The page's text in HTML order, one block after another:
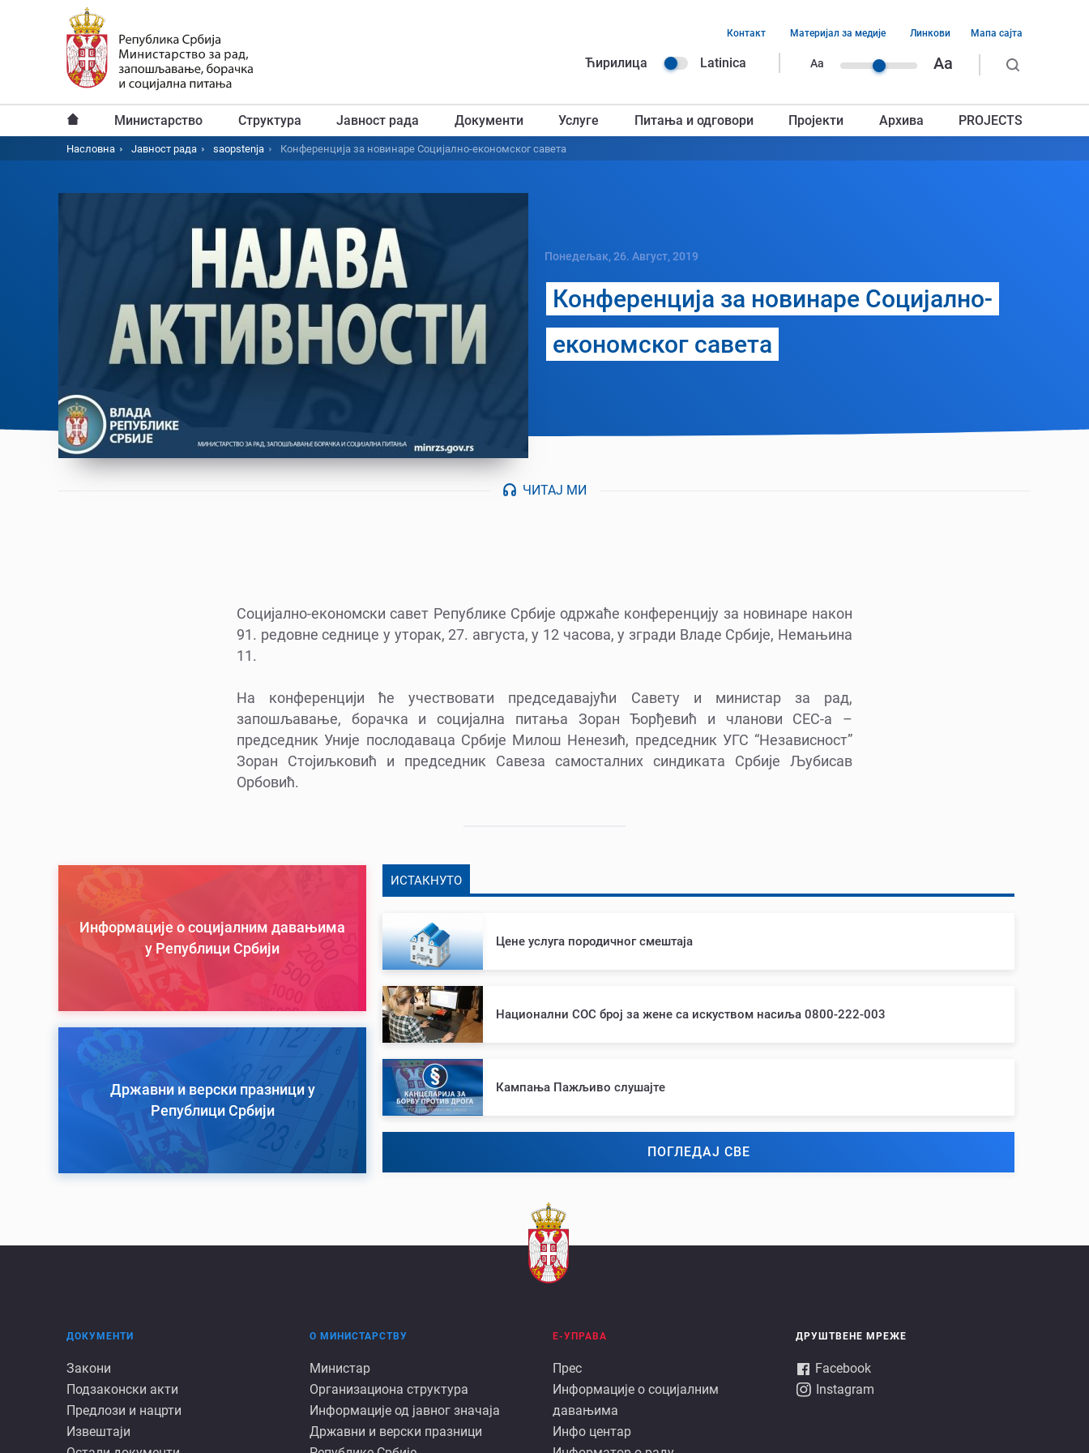
Ћирилица Latinica Aa Aa
заглавља
Контакт Материјал за медије Линкови Мапа сајта
Главни
Министарство Структура Јавност рада Документи Услуге Питања и одговори Пројекти Архива PROJECTS
Насловна Јавност рада saopstenja Конференција за новинаре Социјално-економског савета
Понедељак, 26. Август, 2019
Конференција за новинаре Социјално-
економског савета
ЧИТАЈ МИ
Социјално-економски савет Републике Србије одржаће конференцију за новинаре након
91. редовне седнице у уторак, 27. августа, у 12 часова, у згради Владе Србије, Немањина
11.
На конференцији ће учествовати председавајући Савету и министар за рад,
запошљавање, борачка и социјална питања Зоран Ђорђевић и чланови СЕС-а –
председник Уније послодаваца Србије Милош Ненезић, председник УГС “Независност”
Зоран Стојиљковић и председник Савеза самосталних синдиката Србије Љубисав
Орбовић.
Информације о социјалним давањима
у Републици Србији
Државни и верски празници у
Републици Србији
ИСТАКНУТО
Цене услуга породичног смештаја
Национални СОС број за жене са искуством насиља 0800-222-003
Кампања Пажљиво слушајте
ПОГЛЕДАЈ СВЕ
Документи
ДОКУМЕНТИ
Закони
Подзаконски акти
Предлози и нацрти
Извештаји
О
министарству
О МИНИСТАРСТВУ
Министар
Организациона структура
Информације од јавног значаја
Државни и верски празници
Е
управа
Е-УПРАВА
Прес
Информације о социјалним
давањима
Инфо центар
ДРУШТВЕНЕ МРЕЖЕ
Facebook
Instagram